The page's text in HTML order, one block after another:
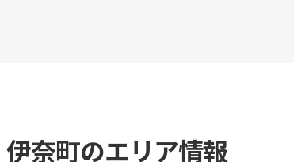
伊奈町のエリア情報